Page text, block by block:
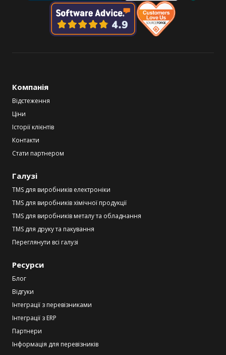
Компанія
Відстеження
Ціни
Історії клієнтів
Контакти
Стати партнером
Галузі
TMS для виробників електроніки
TMS для виробників хімічної продукції
TMS для виробників металу та обладнання
TMS для друку та пакування
Переглянути всі галузі
Ресурси
Блог
Відгуки
Інтеграції з перевізниками
Інтеграції з ERP
Партнери
Інформація для перевізників